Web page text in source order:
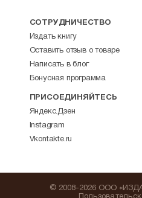
СОТРУДНИЧЕСТВО
Издать книгу
Оставить отзыв о товаре
Написать в блог
Бонусная программа
ПРИСОЕДИНЯЙТЕСЬ
Яндекс.Дзен
Instagram
Vkontakte.ru
© 2008-2026 ООО